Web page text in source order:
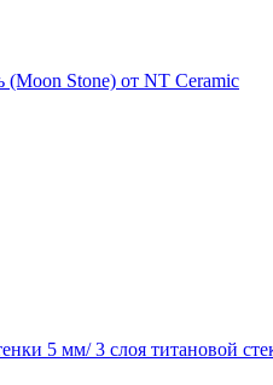
Stone) от NT Ceramic
5 мм/ 3 слоя титановой